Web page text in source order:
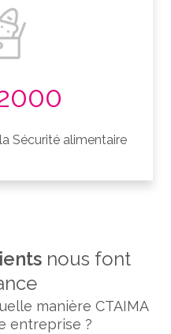
Sécurité alimentaire
nous font
manière CTAIMA
entreprise ?